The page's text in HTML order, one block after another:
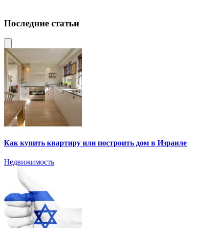
Последние статьи
Как купить квартиру или построить дом в Израиле
Недвижимость